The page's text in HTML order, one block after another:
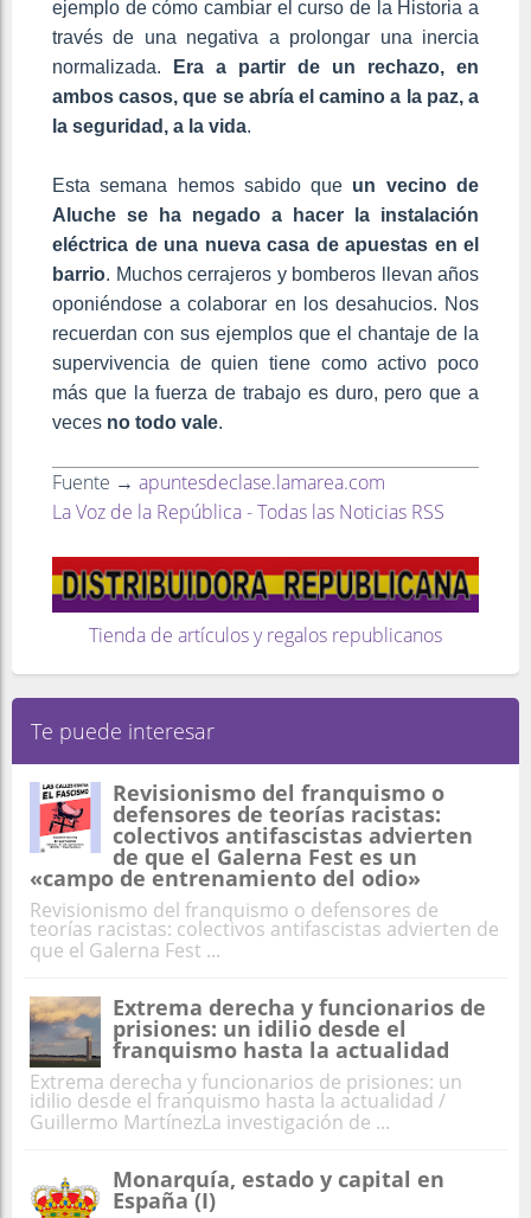
ejemplo de cómo cambiar el curso de la Historia a
través de una negativa a prolongar una inercia
normalizada.
Era a partir de un rechazo, en
ambos casos, que se abría el camino a la paz, a
la seguridad, a la vida.
Esta semana hemos sabido que un vecino de
Aluche se ha negado a hacer la instalación
eléctrica de una nueva casa de apuestas en el
barrio. Muchos cerrajeros y bomberos llevan años
oponiéndose a colaborar en los desahucios. Nos
recuerdan con sus ejemplos que el chantaje de la
supervivencia de quien tiene como activo poco
más que la fuerza de trabajo es duro, pero que a
veces no todo vale.
Fuente → apuntesdeclase.lamarea.com
La Voz de la República - Todas las Noticias RSS
Tienda de artículos y regalos republicanos
Te puede interesar
Revisionismo del franquismo o
defensores de teorías racistas:
colectivos antifascistas advierten
de que el Galerna Fest es un
«campo de entrenamiento del odio»
Revisionismo del franquismo o defensores de
teorías racistas: colectivos antifascistas advierten de
que el Galerna Fest ...
Extrema derecha y funcionarios de
prisiones: un idilio desde el
franquismo hasta la actualidad
Extrema derecha y funcionarios de prisiones: un
idilio desde el franquismo hasta la actualidad /
Guillermo MartínezLa investigación de ...
Monarquía, estado y capital en
España (I)